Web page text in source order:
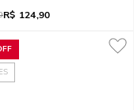
R$ 124,90